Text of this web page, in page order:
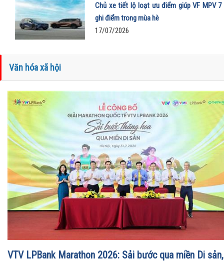
Chủ xe tiết lộ loạt ưu điểm giúp VF MPV 7
ghi điểm trong mùa hè
17/07/2026
Văn hóa xã hội
VTV LPBank Marathon 2026: Sải bước qua miền Di sản,